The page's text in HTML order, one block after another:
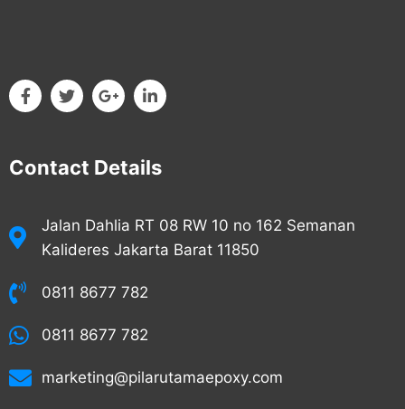
Contact Details
Jalan Dahlia RT 08 RW 10 no 162 Semanan
Kalideres Jakarta Barat 11850
0811 8677 782
0811 8677 782
marketing@pilarutamaepoxy.com